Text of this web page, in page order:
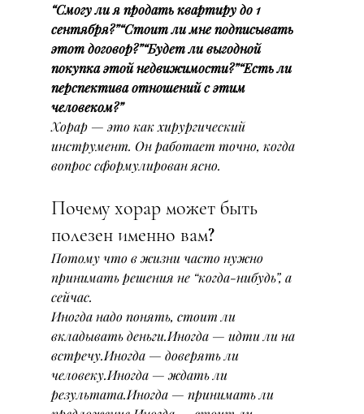
“Смогу ли я продать квартиру до 1
сентября?”“Стоит ли мне подписывать
этот договор?”“Будет ли выгодной
покупка этой недвижимости?”“Есть ли
перспектива отношений с этим
человеком?”
Хорар — это как хирургический
инструмент. Он работает точно, когда
вопрос сформулирован ясно.
Почему хорар может быть
полезен именно вам?
Потому что в жизни часто нужно
принимать решения не “когда-нибудь”, а
сейчас.
Иногда надо понять, стоит ли
вкладывать деньги.Иногда — идти ли на
встречу.Иногда — доверять ли
человеку.Иногда — ждать ли
результата.Иногда — принимать ли